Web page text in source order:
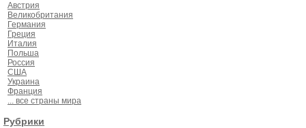
Австрия
Великобритания
Германия
Греция
Италия
Польша
Россия
США
Украина
Франция
... все страны мира
Рубрики